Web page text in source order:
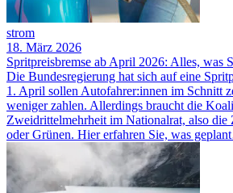
strom
18. März 2026
Spritpreisbremse ab April 2026: Alles, was
Die Bundesregierung hat sich auf eine
1. April sollen Autofahrer:innen im Schnitt
weniger zahlen. Allerdings braucht die
Zweidrittelmehrheit im Nationalrat, also die
oder Grünen. Hier erfahren Sie, was